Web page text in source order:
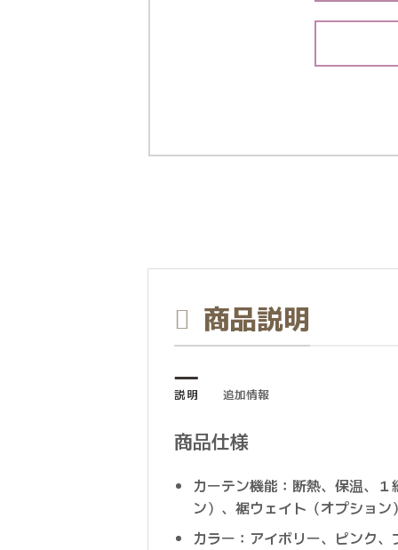
商品説明
説明 追加情報
商品仕様
カーテン機能：断熱、保温、
ン）、裾ウェイト（オプション
カラー：アイボリー、ピンク